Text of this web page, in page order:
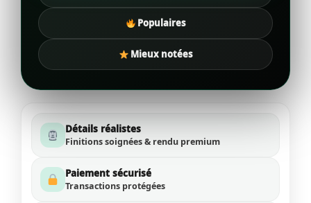
Populaires
Mieux notées
Détails réalistes
Finitions soignées & rendu premium
Paiement sécurisé
Transactions protégées